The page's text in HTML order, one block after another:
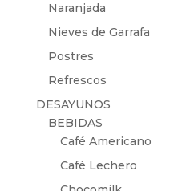
Naranjada
Nieves de Garrafa
Postres
Refrescos
DESAYUNOS
BEBIDAS
Café Americano
Café Lechero